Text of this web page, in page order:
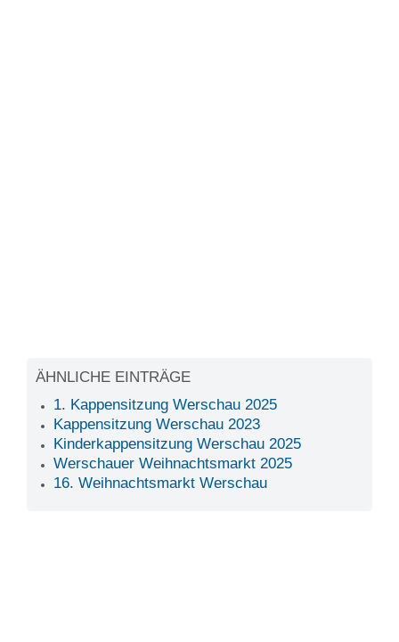
ÄHNLICHE EINTRÄGE
1. Kappensitzung Werschau 2025
Kappensitzung Werschau 2023
Kinderkappensitzung Werschau 2025
Werschauer Weihnachtsmarkt 2025
16. Weihnachtsmarkt Werschau